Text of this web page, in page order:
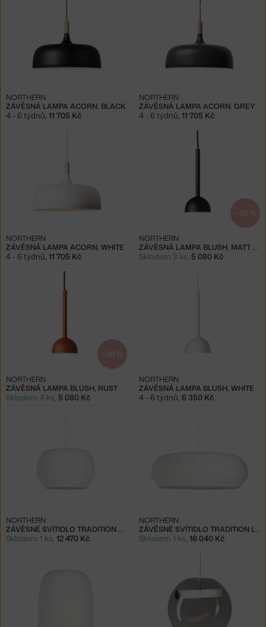
ZÁVĚSNÁ LAMPA ACORN, BLACK
NORTHERN
4 - 6 týdnů, 11 705 Kč
ZÁVĚSNÁ LAMPA ACORN, GREY
NORTHERN
4 - 6 týdnů, 11 705 Kč
ZÁVĚSNÁ LAMPA ACORN, WHITE
NORTHERN
4 - 6 týdnů, 11 705 Kč
−20 %
ZÁVĚSNÁ LAMPA BLUSH, MATT BLACK
NORTHERN
Skladem 3 ks, 5 080 Kč
−20 %
ZÁVĚSNÁ LAMPA BLUSH, RUST
NORTHERN
Skladem 4 ks, 5 080 Kč
ZÁVĚSNÁ LAMPA BLUSH, WHITE
NORTHERN
4 - 6 týdnů, 6 350 Kč
ZÁVĚSNÉ SVÍTIDLO TRADITION SMALL
NORTHERN
Skladem 1 ks, 12 470 Kč
ZÁVĚSNÉ SVÍTIDLO TRADITION LARGE OVAL
NORTHERN
Skladem 1 ks, 16 040 Kč